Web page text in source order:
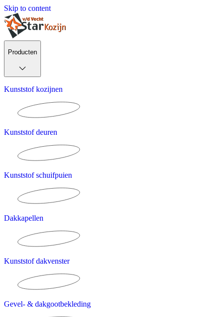
Skip to content
Producten
Kunststof kozijnen
Kunststof deuren
Kunststof schuifpuien
Dakkapellen
Kunststof dakvenster
Gevel- & dakgootbekleding